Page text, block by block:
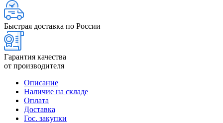
Быстрая доставка по России
Гарантия качества
от производителя
Описание
Наличие на складе
Оплата
Доставка
Гос. закупки